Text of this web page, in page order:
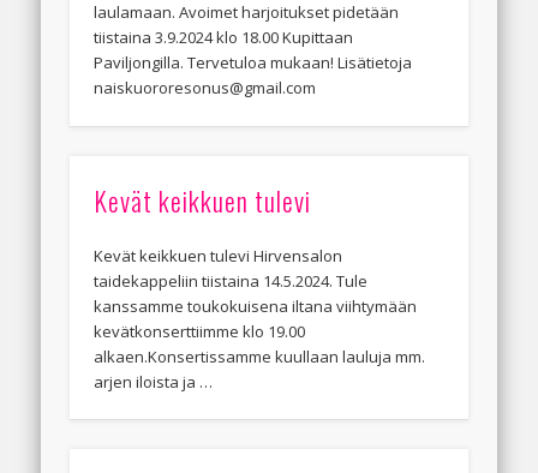
laulamaan. Avoimet harjoitukset pidetään
tiistaina 3.9.2024 klo 18.00 Kupittaan
Paviljongilla. Tervetuloa mukaan! Lisätietoja
naiskuororesonus@gmail.com
Kevät keikkuen tulevi
Kevät keikkuen tulevi Hirvensalon
taidekappeliin tiistaina 14.5.2024. Tule
kanssamme toukokuisena iltana viihtymään
kevätkonserttiimme klo 19.00
alkaen.Konsertissamme kuullaan lauluja mm.
arjen iloista ja …